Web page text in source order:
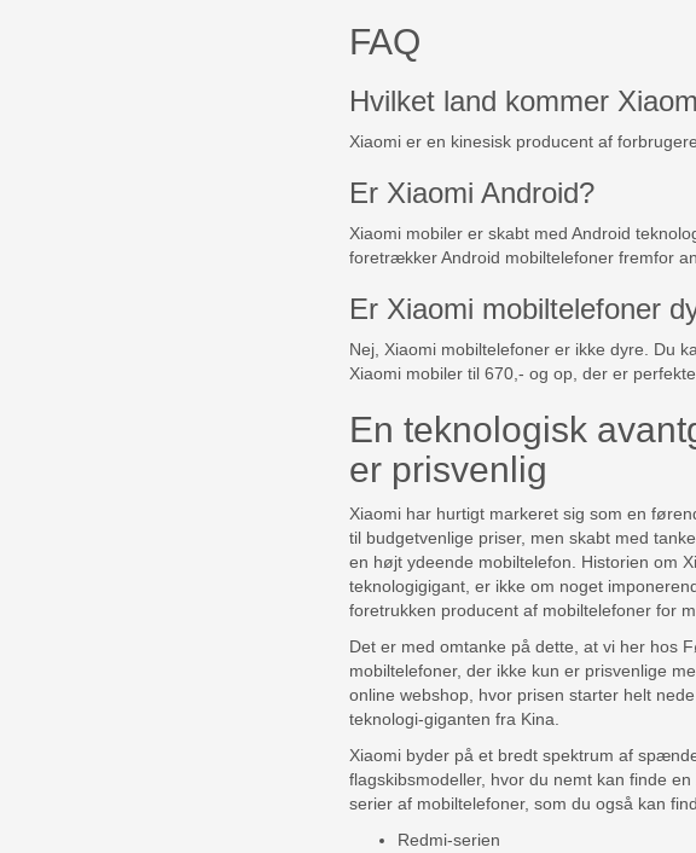
FAQ
Hvilket land kommer
Xiaomi er en kinesisk producent af
Er Xiaomi Android?
Xiaomi mobiler er skabt med Android
foretrækker Android mobiltelefoner fremfor
Er Xiaomi mobiltelefoner
Nej, Xiaomi mobiltelefoner er ikke dyre. Du
Xiaomi mobiler til 670,- og op, der er
En teknologisk
er prisvenlig
Xiaomi har hurtigt markeret sig som en
til budgetvenlige priser, men skabt med
en højt ydeende mobiltelefon. Historien om
teknologigigant, er ikke om noget
foretrukken producent af mobiltelefoner for
Det er med omtanke på dette, at vi her hos
mobiltelefoner, der ikke kun er prisvenlige
online webshop, hvor prisen starter helt
teknologi-giganten fra Kina.
Xiaomi byder på et bredt spektrum af
flagskibsmodeller, hvor du nemt kan finde
serier af mobiltelefoner, som du også kan
Redmi-serien